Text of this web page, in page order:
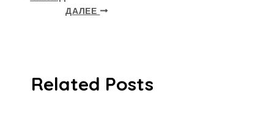
ДАЛЕЕ
Related Posts